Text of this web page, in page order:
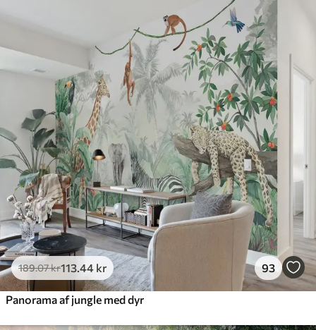
Premium
.33269.00kr/m²
Premium vinyl
516.67310.00 kr/m²
Peel and Stick
666.67400.00kr/m²
189.07kr113 .44 kr 93
Panorama af jungle med dyr